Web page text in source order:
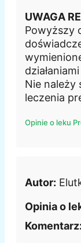
UWAGA
Powyższy
Nie należy
leczenia
Opinie o leku
Autor:
Opinia o
Komentarz: